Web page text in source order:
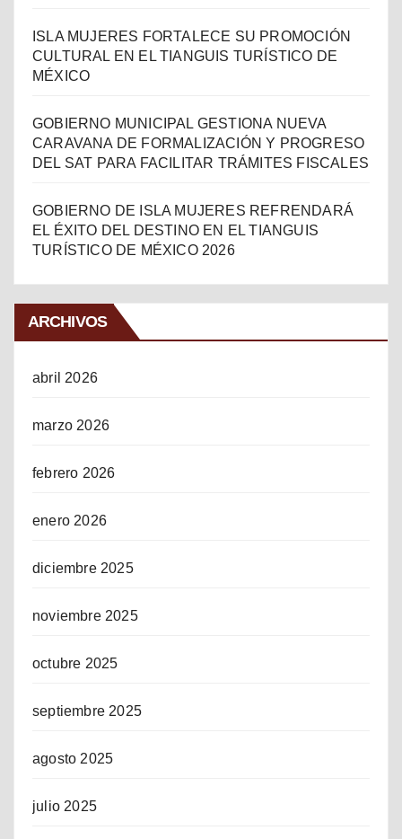
ISLA MUJERES FORTALECE SU PROMOCIÓN
CULTURAL EN EL TIANGUIS TURÍSTICO DE
MÉXICO
GOBIERNO MUNICIPAL GESTIONA NUEVA
CARAVANA DE FORMALIZACIÓN Y PROGRESO
DEL SAT PARA FACILITAR TRÁMITES FISCALES
GOBIERNO DE ISLA MUJERES REFRENDARÁ
EL ÉXITO DEL DESTINO EN EL TIANGUIS
TURÍSTICO DE MÉXICO 2026
ARCHIVOS
abril 2026
marzo 2026
febrero 2026
enero 2026
diciembre 2025
noviembre 2025
octubre 2025
septiembre 2025
agosto 2025
julio 2025